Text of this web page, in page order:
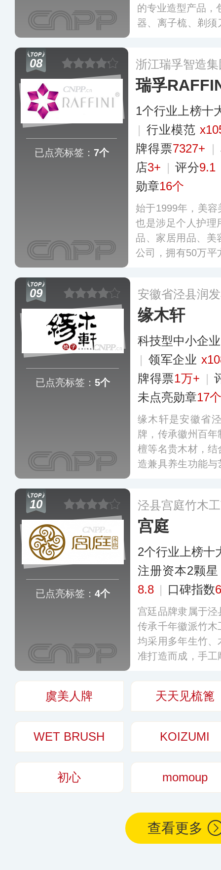
的专业造型产品，
器、离子梳、剃
08
已点亮标签： 7个
浙江瑞孚智造
瑞孚
1个行业上榜十
| 行业模范
牌得票7327+ |
店3+ | 评分9.1
勋章16个
始于1999年，美
也是涉足个人护理
品、家居用品、美
公司，拥有50万平
服务。更多
09
已点亮标签： 5个
安徽省泾县润
缘木轩
科技型中小企业
| 领军企业
牌得票1万+ |
未点亮勋章17个
缘木轩是安徽省
牌，传承徽州百
檀等名贵木材，
造兼具养生功能
国多个城市和地
10
已点亮标签： 4个
泾县宫庭竹木
宫庭
2个行业上榜十
注册资本2颗星
8.8 | 口碑指数
宫廷品牌隶属于
传承千年徽派竹
均采用多年生竹
准打造而成，手
虞美人牌 天天见梳篦
WET BRUSH KOIZUMI
初心 momoup
查看更多